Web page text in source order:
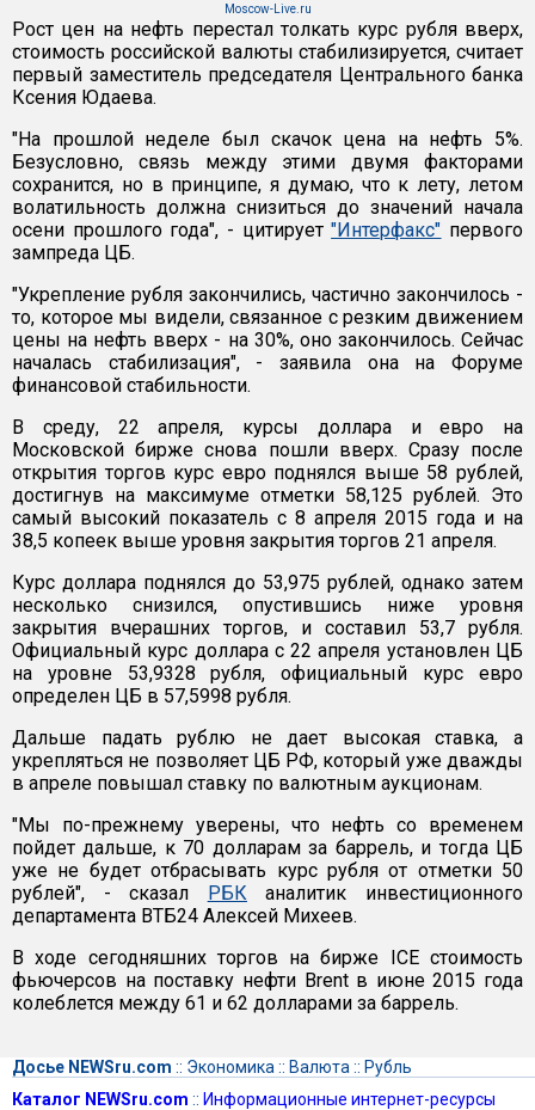
Moscow-Live.ru
Рост цен на нефть перестал толкать курс рубля вверх,
стоимость российской валюты стабилизируется, считает
первый заместитель председателя Центрального банка
Ксения Юдаева.
"На прошлой неделе был скачок цена на нефть 5%.
Безусловно, связь между этими двумя факторами
сохранится, но в принципе, я думаю, что к лету, летом
волатильность должна снизиться до значений начала
осени прошлого года", - цитирует"Интерфакс" первого
зампреда ЦБ.
"Укрепление рубля закончились, частично закончилось -
то, которое мы видели, связанное с резким движением
цены на нефть вверх - на 30%, оно закончилось. Сейчас
началась стабилизация", - заявила она на Форуме
финансовой стабильности.
В среду, 22 апреля, курсы доллара и евро на
Московской бирже снова пошли вверх. Сразу после
открытия торгов курс евро поднялся выше 58 рублей,
достигнув на максимуме отметки 58,125 рублей. Это
самый высокий показатель с 8 апреля 2015 года и на
38,5 копеек выше уровня закрытия торгов 21 апреля.
Курс доллара поднялся до 53,975 рублей, однако затем
несколько снизился, опустившись ниже уровня
закрытия вчерашних торгов, и составил 53,7 рубля.
Официальный курс доллара с 22 апреля установлен ЦБ
на уровне 53,9328 рубля, официальный курс евро
определен ЦБ в 57,5998 рубля.
Дальше падать рублю не дает высокая ставка, а
укрепляться не позволяет ЦБ РФ, который уже дважды
в апреле повышал ставку по валютным аукционам.
"Мы по-прежнему уверены, что нефть со временем
пойдет дальше, к 70 долларам за баррель, и тогда ЦБ
уже не будет отбрасывать курс рубля от отметки 50
рублей", - сказал РБК аналитик инвестиционного
департамента ВТБ24 Алексей Михеев.
В ходе сегодняшних торгов на бирже ICE стоимость
фьючерсов на поставку нефти Brent в июне 2015 года
колеблется между 61 и 62 долларами за баррель.
Досье NEWSru.com :: Экономика :: Валюта :: Рубль
Каталог NEWSru.com :: Информационные интернет-ресурсы